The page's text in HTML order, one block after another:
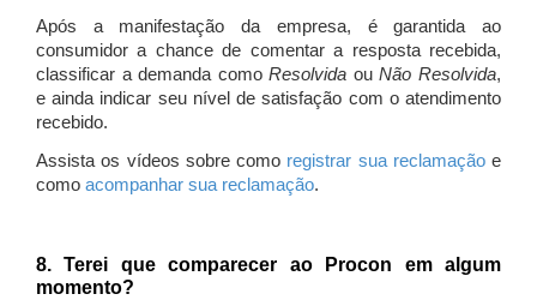
Após a manifestação da empresa, é garantida ao
consumidor a chance de comentar a resposta recebida,
classificar a demanda comoResolvida ouNão Resolvida,
e ainda indicar seu nível de satisfação com o atendimento
recebido.
Assista os vídeos sobre como registrar sua reclamaçãoe
como acompanhar sua reclamação.
8. Terei que comparecer ao Procon em algum
momento?